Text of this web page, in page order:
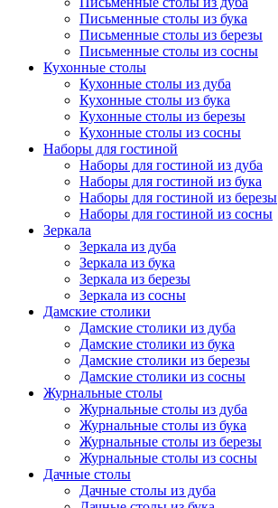
Письменные столы из бука
Письменные столы из березы
Письменные столы из сосны
Кухонные столы
Кухонные столы из дуба
Кухонные столы из бука
Кухонные столы из березы
Кухонные столы из сосны
Наборы для гостиной
Наборы для гостиной из дуба
Наборы для гостиной из бука
Наборы для гостиной из березы
Наборы для гостиной из сосны
Зеркала
Зеркала из дуба
Зеркала из бука
Зеркала из березы
Зеркала из сосны
Дамские столики
Дамские столики из дуба
Дамские столики из бука
Дамские столики из березы
Дамские столики из сосны
Журнальные столы
Журнальные столы из дуба
Журнальные столы из бука
Журнальные столы из березы
Журнальные столы из сосны
Дачные столы
Дачные столы из дуба